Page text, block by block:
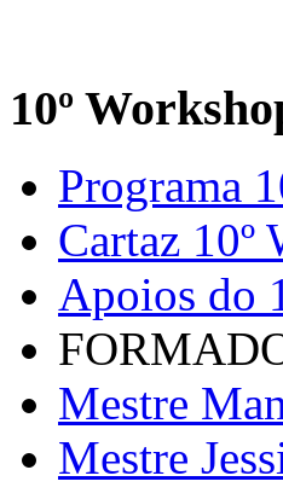
10º
Programa
Cartaz 10º
Apoios do
Mestre
Mestre